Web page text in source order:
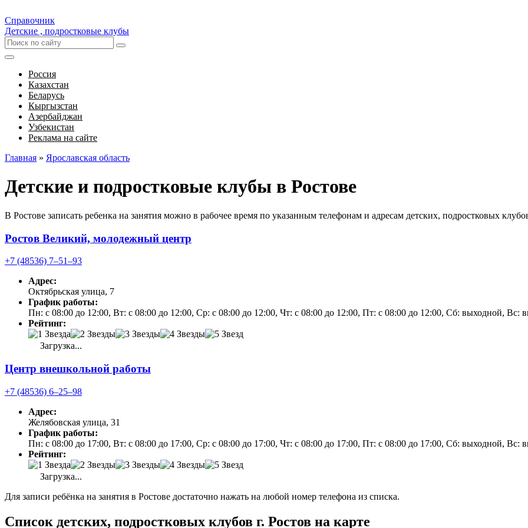
Справочник
Детские , подростковые клубы
Россия
Казахстан
Беларусь
Кыргызстан
Азербайджан
Узбекистан
Реклама на сайте
Главная » Ярославская область
Детские и подростковые клубы в Ростове
В Ростове записать ребенка на занятия можно в рабочее время по указанным телефонам и адресам детских, подростковых
Ростов Великий, молодежный центр
+7 (48536) 7‒51‒93
Адрес:
Октябрьская улица, 7
График работы:
Пн: с 08:00 до 12:00, Вт: с 08:00 до 12:00, Ср: с 08:00 до 12:00, Чт: с 08:00 до 12:00, Пт: с 08:00 до 12:00, Сб: выходной, Вс:
Рейтинг:
Загрузка...
Центр внешкольной работы
+7 (48536) 6‒25‒98
Адрес:
Желябовская улица, 31
График работы:
Пн: с 08:00 до 17:00, Вт: с 08:00 до 17:00, Ср: с 08:00 до 17:00, Чт: с 08:00 до 17:00, Пт: с 08:00 до 17:00, Сб: выходной, Вс:
Рейтинг:
Загрузка...
Для записи ребёнка на занятия в Ростове достаточно нажать на любой номер телефона из списка.
Список детских, подростковых клубов г. Ростов на карте